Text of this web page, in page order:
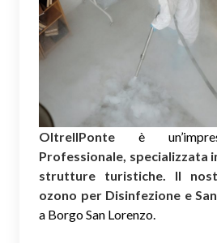
OltreIlPonte è
Professionale, specializzata
strutture turistiche. Il
ozono per Disinfezione e
a Borgo San Lorenzo.